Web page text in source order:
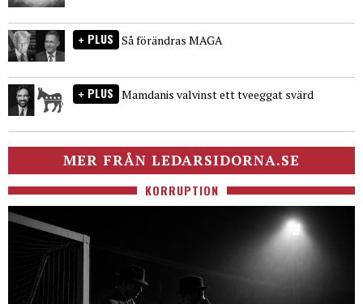
PLUS Så förändras MAGA
PLUS Mamdanis valvinst ett tveeggat svärd
MER FRÅN LEDARSIDORNA.SE
KORRUPTION